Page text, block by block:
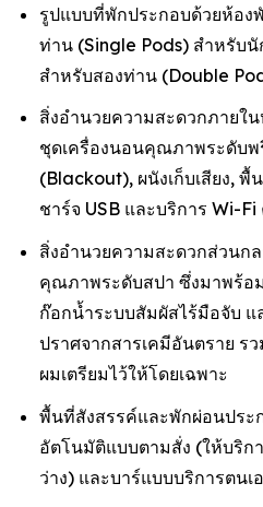
รูปแบบที่พักประกอบด้วยห้อ
ท่าน (Single Pods) สำหรับนั
สำหรับสองท่าน (Double
สิ่งอำนวยความสะดวกภายใ
ชุดเครื่องนอนคุณภาพระดับพ
(Blackout), ผนังเก็บเสียง, พื้
ชาร์จ USB และบริการ Wi-Fi
สิ่งอำนวยความสะดวกส่วนก
คุณภาพระดับสปา ซึ่งมาพร้อ
ก๊อกน้ำระบบสัมผัสไร้มือจับ
ปราศจากสารเคมีอันตราย ร
ผมเตรียมไว้ให้โดยเฉพาะ
พื้นที่สังสรรค์และพักผ่อนประ
อัตโนมัติแบบตามสั่ง (ให้บริก
ว่าง) และบาร์แบบบริการตนเ